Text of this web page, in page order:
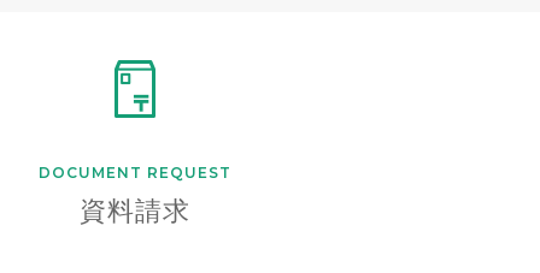
DOCUMENT REQUEST
資料請求